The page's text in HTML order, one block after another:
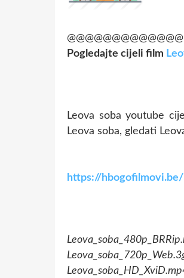
Pogledajte cijeli film
Leova soba youtube
Leova soba, gledati
https://